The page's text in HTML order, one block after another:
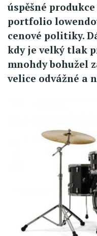
úspěšné
portfolio
cenové politiky.
kdy je velký tlak
mnohdy bohužel
velice odvážné a